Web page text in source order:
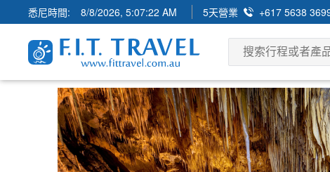
悉尼時間: 8/8/2026, 5:07:23 AM 5天營業 +617 5638